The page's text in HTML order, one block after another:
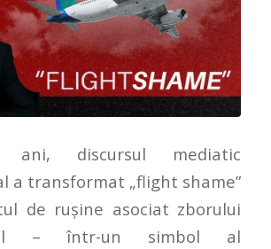
discursul mediatic
a transformat „flight shame”
de rușine asociat zborului
– într-un simbol al